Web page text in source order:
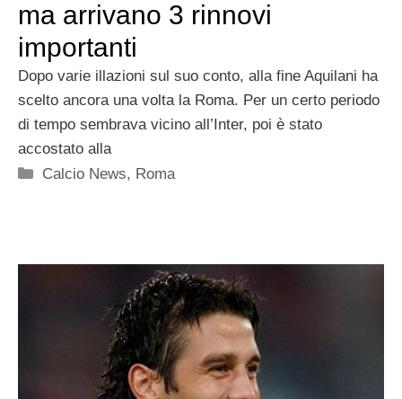
ma arrivano 3 rinnovi
importanti
Dopo varie illazioni sul suo conto, alla fine Aquilani ha
scelto ancora una volta la Roma. Per un certo periodo
di tempo sembrava vicino all’Inter, poi è stato
accostato alla
Categorie
Calcio News, Roma